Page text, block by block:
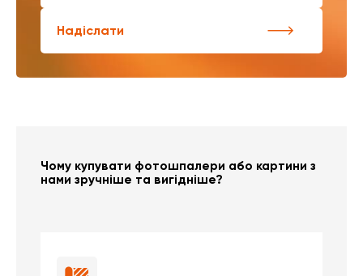
Надіслати
Чому купувати фотошпалери або картини з
нами зручніше та вигідніше?